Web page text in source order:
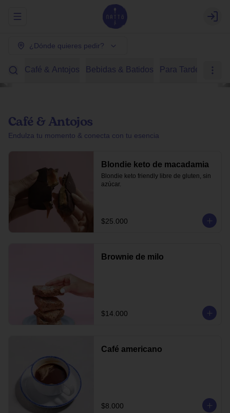
Abrir menu de navegación Login
¿Dónde quieres pedir?
Café & Antojos Bebidas & Batidos Para Tardear
Café & Antojos
Endulza tu momento & conecta con tu esencia
Blondie keto de macadamia
Blondie keto friendly libre de gluten, sin
azúcar.
$25.000
Brownie de milo
$14.000
Café americano
$8.000